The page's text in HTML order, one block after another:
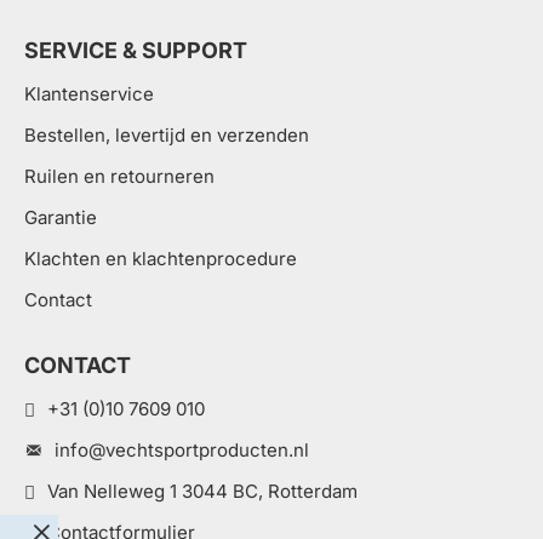
SERVICE & SUPPORT
Klantenservice
Bestellen, levertijd en verzenden
Ruilen en retourneren
Garantie
Klachten en klachtenprocedure
Contact
CONTACT
+31 (0)10 7609 010
info@vechtsportproducten.nl
Van Nelleweg 1 3044 BC, Rotterdam
Contactformulier